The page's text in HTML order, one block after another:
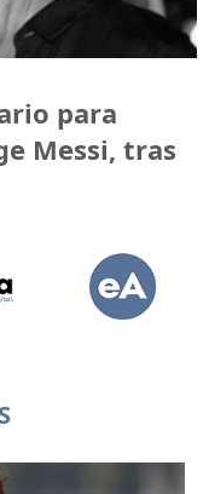
para
Messi, tras